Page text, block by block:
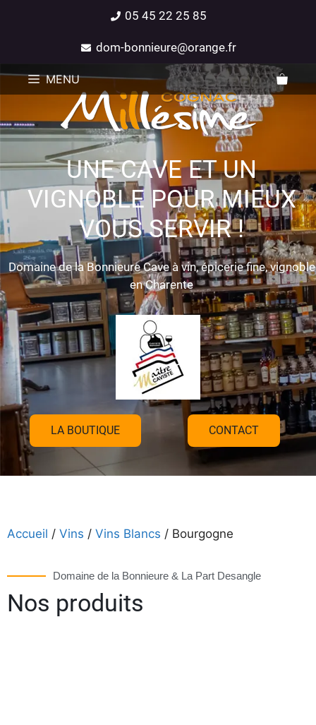
05 45 22 25 85
dom-bonnieure@orange.fr
MENU
UNE CAVE ET UN
VIGNOBLE POUR MIEUX
VOUS SERVIR !
Domaine de la Bonnieure Cave à vin, épicerie fine, vignoble
en Charente
LA BOUTIQUE CONTACT
Accueil / Vins / Vins Blancs / Bourgogne
Domaine de la Bonnieure & La Part Desangle
Nos produits